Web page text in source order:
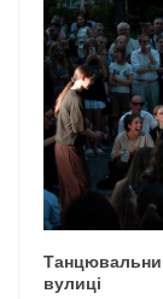
вулиці